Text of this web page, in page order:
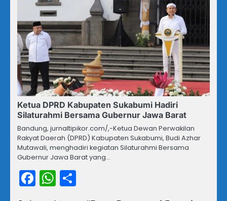
Ketua DPRD Kabupaten Sukabumi Hadiri
Silaturahmi Bersama Gubernur Jawa Barat
Bandung, jurnaltipikor.com/,-Ketua Dewan Perwakilan
Rakyat Daerah (DPRD) Kabupaten Sukabumi, Budi Azhar
Mutawali, menghadiri kegiatan Silaturahmi Bersama
Gubernur Jawa Barat yang…
Facebook
WhatsApp